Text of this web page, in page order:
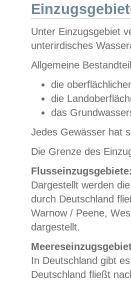
Unter Einzugsgebiet
unterirdisches
Allgemeine
die
die
das
Jedes Gewässer hat
Die Grenze des
Dargestellt werden
durch Deutschland
Warnow / Peene,
dargestellt.
In Deutschland gibt
Deutschland fließt